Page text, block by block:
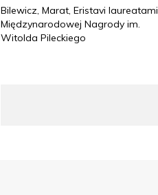
Bilewicz, Marat, Eristavi laureatami
Międzynarodowej Nagrody im.
Witolda Pileckiego